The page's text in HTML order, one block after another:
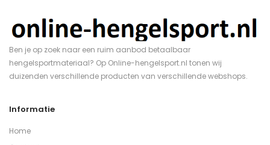
Ben je op zoek naar een ruim aanbod betaalbaar
hengelsportmateriaal? Op Online-hengelsport.nl tonen wij
duizenden verschillende producten van verschillende webshops.
Informatie
Home